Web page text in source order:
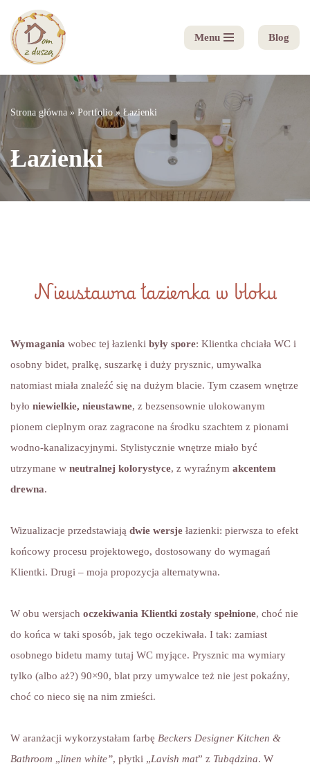
Przejdź
do
treści
Menu Blog
Strona główna» Portfolio» Łazienki
Łazienki
Nieustawna łazienka w bloku
Wymagania wobec tej łazienki były spore: Klientka chciała WC i
osobny bidet, pralkę, suszarkę i duży prysznic, umywalka
natomiast miała znaleźć się na dużym blacie. Tym czasem wnętrze
było niewielkie, nieustawne, z bezsensownie ulokowanym
pionem cieplnym oraz zagracone na środku szachtem z pionami
wodno-kanalizacyjnymi. Stylistycznie wnętrze miało być
utrzymane w neutralnej kolorystyce, z wyraźnym akcentem
drewna.
Wizualizacje przedstawiają dwie wersje łazienki: pierwsza to efekt
końcowy procesu projektowego, dostosowany do wymagań
Klientki. Drugi – moja propozycja alternatywna.
W obu wersjach oczekiwania Klientki zostały spełnione, choć nie
do końca w taki sposób, jak tego oczekiwała. I tak: zamiast
osobnego bidetu mamy tutaj WC myjące. Prysznic ma wymiary
tylko (albo aż?) 90×90, blat przy umywalce też nie jest pokaźny,
choć co nieco się na nim zmieści.
W aranżacji wykorzystałam farbę Beckers Designer Kitchen &
Bathroom „linen white”, płytki „Lavish mat” z Tubądzina. W